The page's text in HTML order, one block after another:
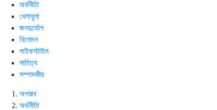
অর্থনীতি
খেলাধুলা
জনদুর্ভোগ
বিনোদন
লাইফস্টাইল
সাহিত্য
সম্পাদকীয়
অপরাধ
অর্থনীতি